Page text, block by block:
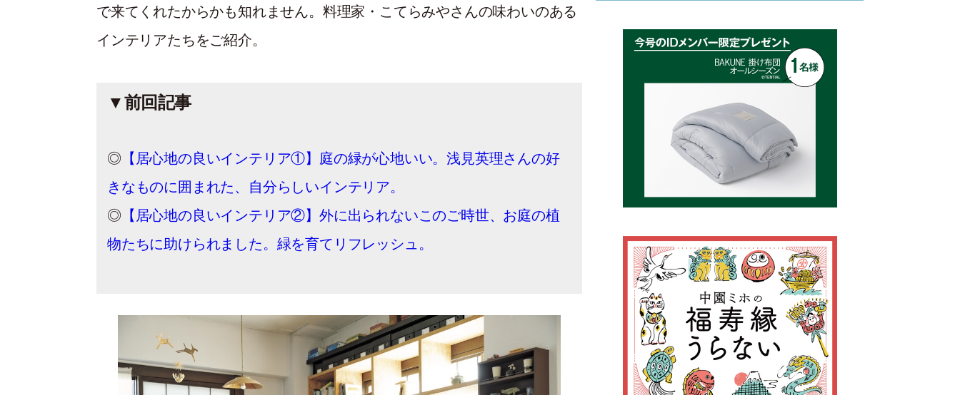
で来てくれたからかも知れません。料理家・こてらみやさんの味わいのある
インテリアたちをご紹介。
▼前回記事
◎ 【居心地の良いインテリア①】庭の緑が心地いい。浅見英理さんの好
きなものに囲まれた、自分らしいインテリア。
◎ 【居心地の良いインテリア②】外に出られないこのご時世、お庭の植
物たちに助けられました。緑を育てリフレッシュ。